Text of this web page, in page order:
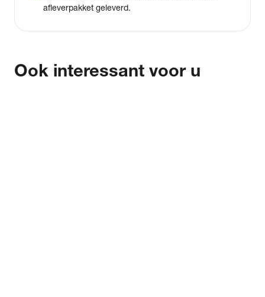
afleverpakket geleverd.
Ook interessant voor u